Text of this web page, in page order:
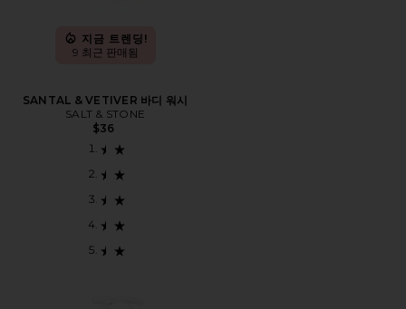
지금 트렌딩!
9 최근 판매됨
SANTAL & VETIVER 바디 워시
SALT & STONE
$36